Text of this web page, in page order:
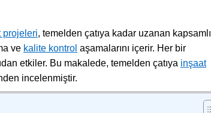
projeleri, temelden çatıya kadar uzanan kapsamlı
ve kalite kontrol aşamalarını içerir. Her bir
etkiler. Bu makalede, temelden çatıya inşaat
incelenmiştir.